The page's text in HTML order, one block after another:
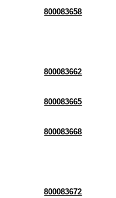
800083658
800083662
800083665
800083668
800083672